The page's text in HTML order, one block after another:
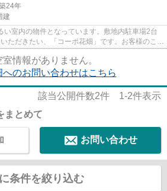
24年
建
い室内の物件となっています。敷地内駐車場2台
ただきたい、「コーポ花畑」です。お客様のこだ
情報がありません。
へのお問い合わせはこちら
該当公開件数2件 1-2件表示
まとめて
お問い合わせ
条件を絞り込む